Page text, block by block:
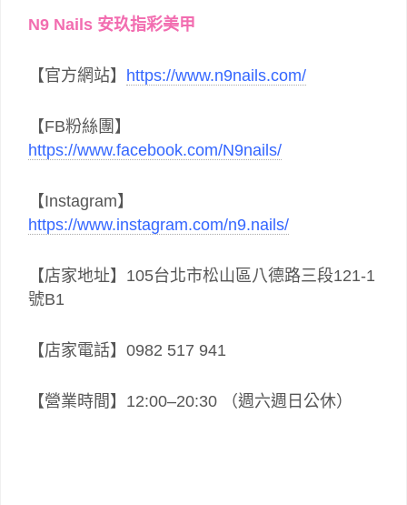
N9 Nails 安玖指彩美甲
【官方網站】 https://www.n9nails.com/
【FB粉絲團】
https://www.facebook.com/N9nails/
【Instagram】
https://www.instagram.com/n9.nails/
【店家地址】105台北市松山區八德路三段121-1
號B1
【店家電話】0982 517 941
【營業時間】12:00–20:30 （週六週日公休）